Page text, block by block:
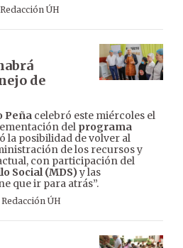
Redacción ÚH
de
Peña celebró este miércoles el
del programa
la posibilidad de volver al
de los recursos y
con participación del
Social (MDS)y las
que ir para atrás”.
Redacción ÚH